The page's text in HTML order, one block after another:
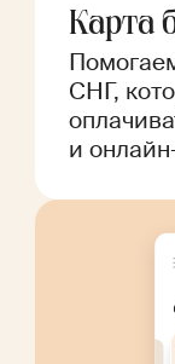
Карта
СНГ,
и